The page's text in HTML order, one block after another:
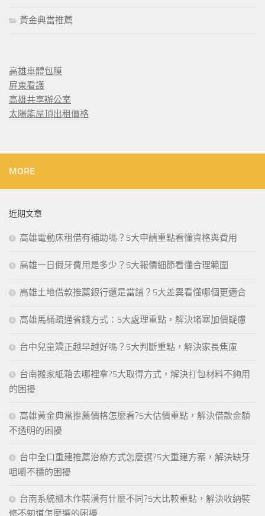
黃金典當推薦
高雄車體包膜
屏東看護
高雄共享辦公室
太陽能屋頂出租價格
MORE
近期文章
高雄電動床租借有補助嗎？5大申請重點看懂資格與費用
高雄一日假牙費用是多少？5大報價細節看懂合理範圍
高雄土地借款推薦銀行還是當鋪？5大差異看懂哪個更適合
高雄馬桶疏通省錢方式：5大處理重點，解決堵塞加價疑慮
台中兒童矯正越早越好嗎？5大判斷重點，解決家長焦慮
台南搬家紙箱去哪裡拿?5大取得方式，解決打包材料不夠用
的困擾
高雄黃金典當推薦價格怎麼看?5大估價重點，解決借款金額
不透明的困擾
台中全口重建推薦治療方式怎麼選?5大重建方案，解決缺牙
咀嚼不穩的困擾
台南系統櫃木作裝潢有什麼不同?5大比較重點，解決收納裝
修不知道怎麼選的困擾